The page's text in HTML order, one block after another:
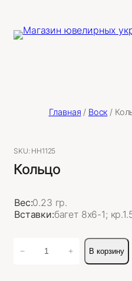
Главная / Воск /
SKU: НН1125
Кольцо
Вес:0.23 гр.
Вставки:багет 8х6-1;
товара
− + В корзину